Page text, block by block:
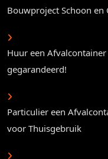
Bouwproject Schoon en
Huur een
gegarandeerd!
Particulier een
voor Thuisgebruik